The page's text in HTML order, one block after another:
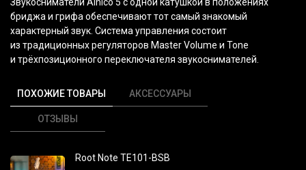
бриджа и грифа обеспечивают тот самый знакомый
характерный звук. Система управления состоит
из традиционных регуляторов Master Volume и Tone
и трёхпозиционного переключателя звукоснимателей.
ПОХОЖИЕ ТОВАРЫ АКСЕССУАРЫ
ОТЗЫВЫ
Root Note TE101-BSB